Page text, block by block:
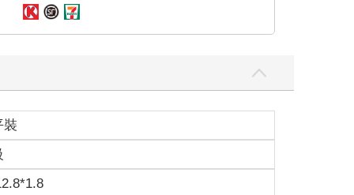
裝